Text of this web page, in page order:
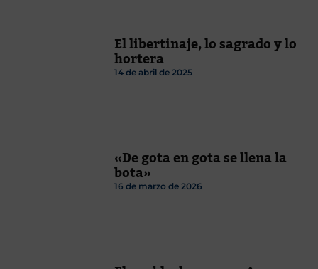
El libertinaje, lo sagrado y lo
hortera
14 de abril de 2025
«De gota en gota se llena la
bota»
16 de marzo de 2026